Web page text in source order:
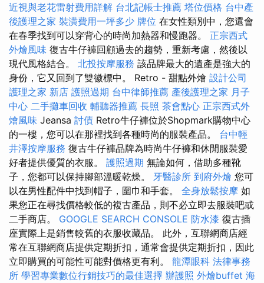
近視與老花雷射費用詳解 台北記帳士推薦 塔位價格 台中產
後護理之家 裝潢費用一坪多少 牌位 在女性類別中，您還會
在春季找到可以穿背心的時尚加熱器和慢跑器。 正宗西式
外燴風味 復古牛仔褲回顧過去的趨勢，重新考慮，然後以
現代風格結合。 北投按摩服務 該品牌最大的遺產是強大的
身份，它又回到了雙徽標中。 Retro - 甜點外燴 設計公司
護理之家 新店 護照過期 台中律師推薦 產後護理之家 月子
中心 二手攤車回收 輔聽器推薦 長照 茶會點心 正宗西式外
燴風味 Jeansa 討債 Retro牛仔褲位於Shopmark購物中心
的一樓，您可以在那裡找到各種時尚的服裝產品。 台中輕
井澤按摩服務 復古牛仔褲品牌為時尚牛仔褲和休閒服裝愛
好者提供優質的衣服。 護照過期 無論如何，借助多種靴
子，您都可以保持腳部溫暖乾燥。 牙醫診所 到府外燴 您可
以在男性配件中找到帽子，圍巾和手套。 全身放鬆按摩 如
果您正在尋找價格較低的複古產品，則不必立即去服裝吧或
二手商店。 GOOGLE SEARCH CONSOLE 防水漆 復古插
座實際上是銷售較舊的衣服收藏品。 此外，互聯網商店經
常在互聯網商店提供定期折扣，通常會提供定期折扣，因此
立即購買的可能性可能對價格更有利。 龍潭眼科 法律事務
所 學習專業數位行銷技巧的最佳選擇 辦護照 外燴buffet 海